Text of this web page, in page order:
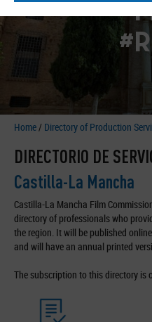
Home/ Directory of Production
DIRECTORIO DE
Castilla-La Mancha
Castilla-La Mancha Film
directory of professionals who
the region. It will be published
and will have an annual printed
The subscription to this directory is